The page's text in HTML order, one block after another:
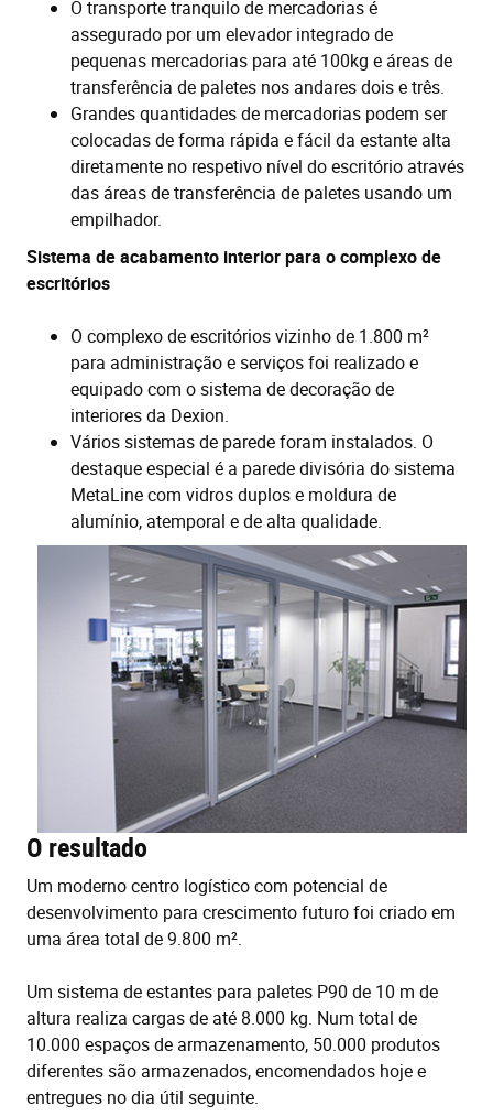
O transporte tranquilo de mercadorias é
assegurado por um elevador integrado de
pequenas mercadorias para até 100kg e áreas de
transferência de paletes nos andares dois e três.
Grandes quantidades de mercadorias podem ser
colocadas de forma rápida e fácil da estante alta
diretamente no respetivo nível do escritório através
das áreas de transferência de paletes usando um
empilhador.
Sistema de acabamento interior para o complexo de
escritórios
O complexo de escritórios vizinho de 1.800 m²
para administração e serviços foi realizado e
equipado com o sistema de decoração de
interiores da Dexion.
Vários sistemas de parede foram instalados. O
destaque especial é a parede divisória do sistema
MetaLine com vidros duplos e moldura de
alumínio, atemporal e de alta qualidade.
O resultado
Um moderno centro logístico com potencial de
desenvolvimento para crescimento futuro foi criado em
uma área total de 9.800 m².
Um sistema de estantes para paletes P90 de 10 m de
altura realiza cargas de até 8.000 kg. Num total de
10.000 espaços de armazenamento, 50.000 produtos
diferentes são armazenados, encomendados hoje e
entregues no dia útil seguinte.